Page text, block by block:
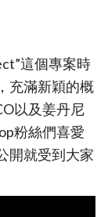
這個專案時
充滿新穎的概
以及姜丹尼
粉絲們喜愛
開就受到大家